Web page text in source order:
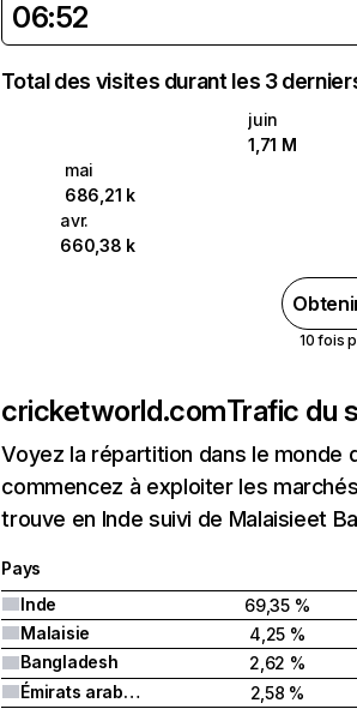
06:52
Total des visites durant les 3
juin
1,71 M
mai
686,21 k
avr.
660,38 k
10 fois
cricketworld.comTrafic du
Voyez la répartition dans le
commencez à exploiter les
trouve en Inde suivi de Malaisieet
Pays
Inde
69,35 %
Malaisie
4,25 %
Bangladesh
2,62 %
Émirats arabes unis
2,58 %